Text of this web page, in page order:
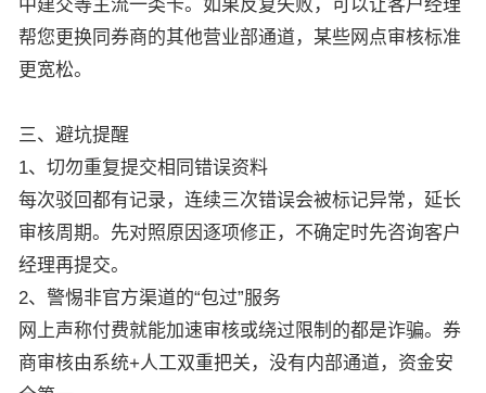
中建交等主流一类卡。如果反复失败，可以让客户经理
帮您更换同券商的其他营业部通道，某些网点审核标准
更宽松。
三、避坑提醒
1、切勿重复提交相同错误资料
每次驳回都有记录，连续三次错误会被标记异常，延长
审核周期。先对照原因逐项修正，不确定时先咨询客户
经理再提交。
2、警惕非官方渠道的“包过”服务
网上声称付费就能加速审核或绕过限制的都是诈骗。券
商审核由系统+人工双重把关，没有内部通道，资金安